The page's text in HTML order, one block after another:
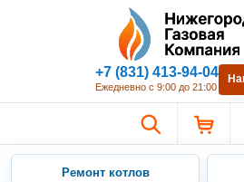
+7 (831) 413-94-04
Ежедневно с 9:00 до 21:00
Ремонт котлов